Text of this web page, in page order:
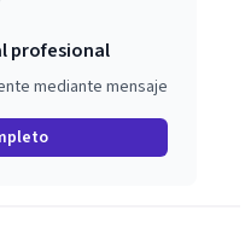
profesional
mediante mensaje